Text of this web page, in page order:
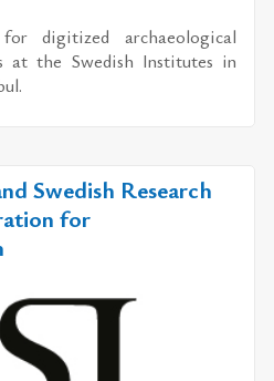
digitized archaeological
at the Swedish Institutes in
Swedish Research
for